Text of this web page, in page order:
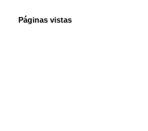
Páginas vistas